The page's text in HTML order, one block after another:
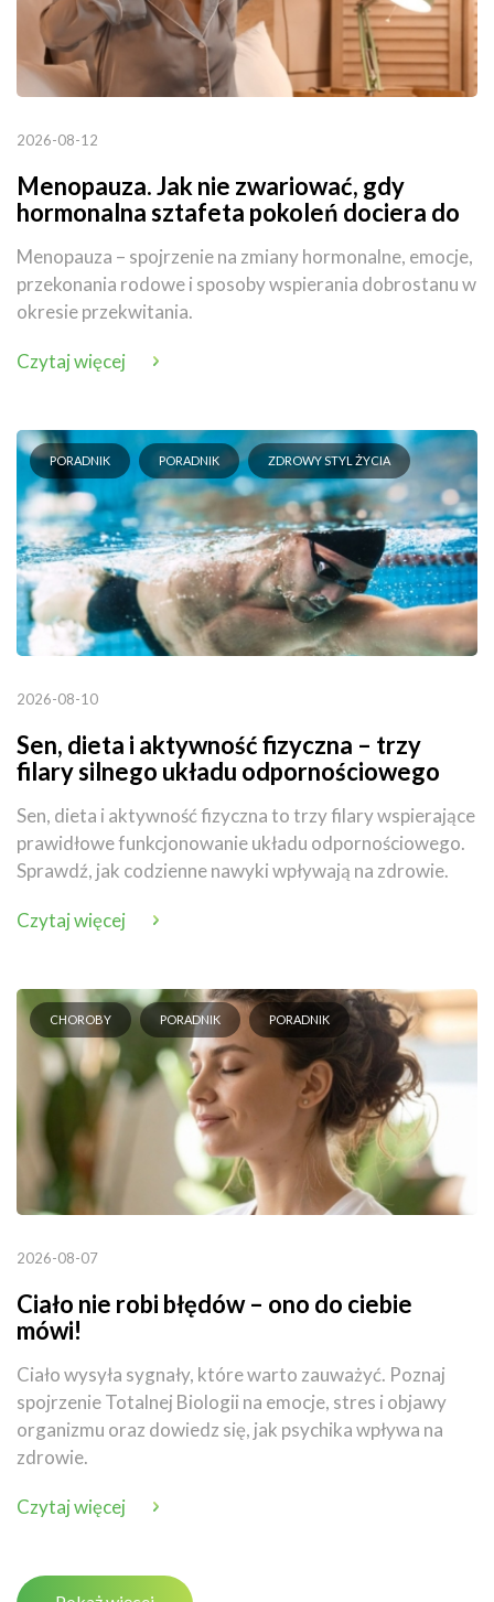
2026-08-12
Menopauza. Jak nie zwariować, gdy
hormonalna sztafeta pokoleń dociera do
Menopauza – spojrzenie na zmiany hormonalne, emocje,
przekonania rodowe i sposoby wspierania dobrostanu w
okresie przekwitania.
Czytaj więcej
PORADNIK PORADNIK ZDROWY STYL ŻYCIA
2026-08-10
Sen, dieta i aktywność fizyczna – trzy
filary silnego układu odpornościowego
Sen, dieta i aktywność fizyczna to trzy filary wspierające
prawidłowe funkcjonowanie układu odpornościowego.
Sprawdź, jak codzienne nawyki wpływają na zdrowie.
Czytaj więcej
CHOROBY PORADNIK PORADNIK
2026-08-07
Ciało nie robi błędów – ono do ciebie
mówi!
Ciało wysyła sygnały, które warto zauważyć. Poznaj
spojrzenie Totalnej Biologii na emocje, stres i objawy
organizmu oraz dowiedz się, jak psychika wpływa na
zdrowie.
Czytaj więcej